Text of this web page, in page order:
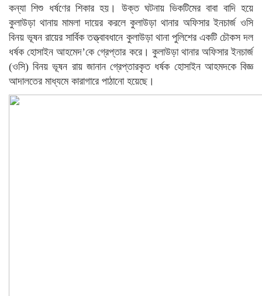
কন্যা শিশু ধর্ষণের শিকার হয়। উক্ত ঘটনায় ভিকটিমের বাবা বাদি হয়ে
কুলাউড়া থানায় মামলা দায়ের করলে কুলাউড়া থানার অফিসার ইনচার্জ ওসি
বিনয় ভূষন রায়ের সার্বিক তত্ত্বাবধানে কুলাউড়া থানা পুলিশের একটি চৌকস দল
ধর্ষক হোসাইন আহমেদ’কে গ্রেপ্তার করে। কুলাউড়া থানার অফিসার ইনচার্জ
(ওসি) বিনয় ভূষন রায় জানান গ্রেপ্তারকৃত ধর্ষক হোসাইন আহমদকে বিজ্ঞ
আদালতের মাধ্যমে কারাগারে পাঠানো হয়েছে।